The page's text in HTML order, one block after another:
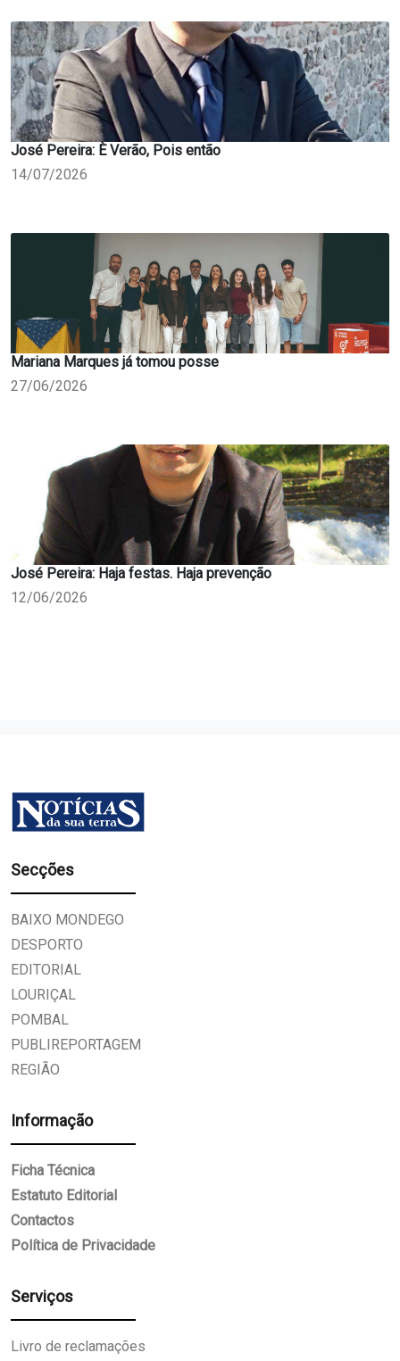
José Pereira: È Verão, Pois então
14/07/2026
Mariana Marques já tomou posse
27/06/2026
José Pereira: Haja festas. Haja prevenção
12/06/2026
Secções
BAIXO MONDEGO
DESPORTO
EDITORIAL
LOURIÇAL
POMBAL
PUBLIREPORTAGEM
REGIÃO
Informação
Ficha Técnica
Estatuto Editorial
Contactos
Política de Privacidade
Serviços
Livro de reclamações